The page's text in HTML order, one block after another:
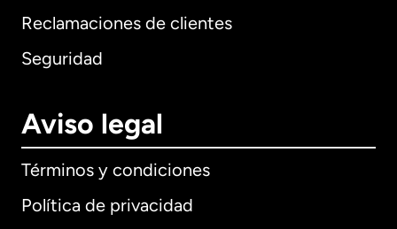
Reclamaciones de clientes
Seguridad
Aviso legal
Términos y condiciones
Política de privacidad